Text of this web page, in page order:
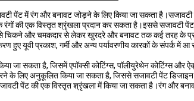
पेंट में रंग और बनावट जोड़ने के लिए किया जा सकता
की एक विस्तृत श्रृंखला प्रदान कर सकता है।इससे सजावटी पेंट
चिकने और चमकदार से लेकर खुरदरे और बनावट तक कई तरह के
हुए यूवी प्रकाश, गर्मी और अन्य पर्यावरणीय कारकों के संपर्क
जा सकता है, जिसमें एपॉक्सी कोटिंग्स, पॉलीयुरेथेन कोटिंग्स और
के लिए अनुकूलित किया जा सकता है, जिससे सजावटी पेंट
पेंट की एक विस्तृत श्रृंखला में किया जा सकता है।रंग और